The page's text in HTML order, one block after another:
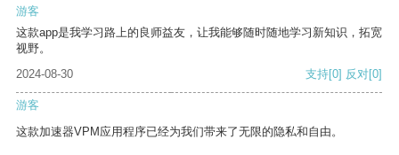
游客
这款app是我学习路上的良师益友，让我能够随时随地学习新知识，拓宽
视野。
2024-08-30
支持[0] 反对[0]
游客
这款加速器VPM应用程序已经为我们带来了无限的隐私和自由。